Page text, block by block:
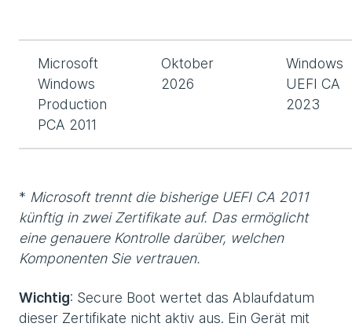
Microsoft
Windows
Production
PCA 2011
Oktober
2026
Windows
UEFI CA
2023
* Microsoft trennt die bisherige UEFI CA 2011
künftig in zwei Zertifikate auf. Das ermöglicht
eine genauere Kontrolle darüber, welchen
Komponenten Sie vertrauen.
Wichtig: Secure Boot wertet das Ablaufdatum
dieser Zertifikate nicht aktiv aus. Ein Gerät mit